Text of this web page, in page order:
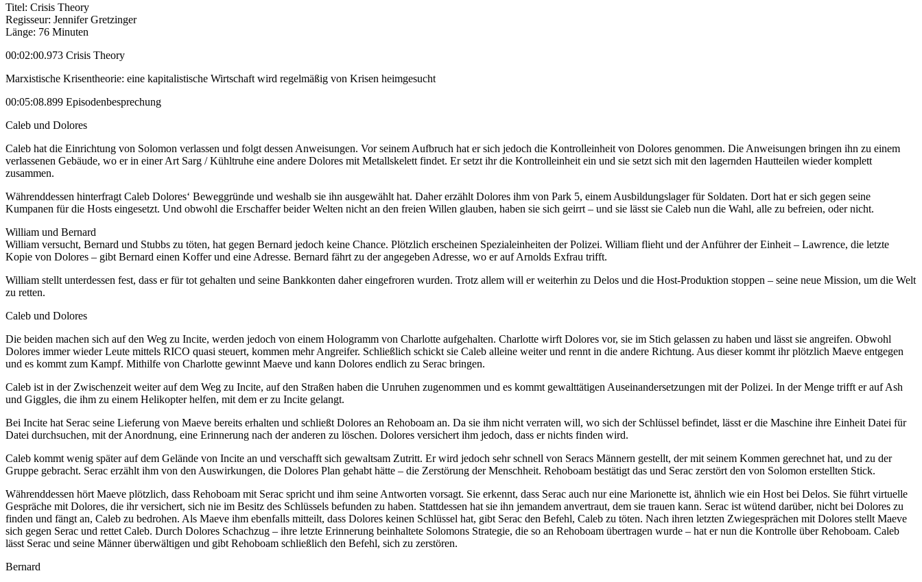
Titel: Crisis Theory
Regisseur: Jennifer Gretzinger
Länge: 76 Minuten
00:02:00.973 Crisis Theory
Marxistische Krisentheorie: eine kapitalistische Wirtschaft wird regelmäßig von Krisen heimgesucht
00:05:08.899 Episodenbesprechung
Caleb und Dolores
Caleb hat die Einrichtung von Solomon verlassen und folgt dessen Anweisungen. Vor seinem Aufbruch hat er sich jedoch die Kontrolleinheit von Dolores genommen. Die Anweisungen bringen ihn zu einem
verlassenen Gebäude, wo er in einer Art Sarg / Kühltruhe eine andere Dolores mit Metallskelett findet. Er setzt ihr die Kontrolleinheit ein und sie setzt sich mit den lagernden Hautteilen wieder komplett
zusammen.
Währenddessen hinterfragt Caleb Dolores‘ Beweggründe und weshalb sie ihn ausgewählt hat. Daher erzählt Dolores ihm von Park 5, einem Ausbildungslager für Soldaten. Dort hat er sich gegen seine
Kumpanen für die Hosts eingesetzt. Und obwohl die Erschaffer beider Welten nicht an den freien Willen glauben, haben sie sich geirrt – und sie lässt sie Caleb nun die Wahl, alle zu befreien, oder nicht.
William und Bernard
William versucht, Bernard und Stubbs zu töten, hat gegen Bernard jedoch keine Chance. Plötzlich erscheinen Spezialeinheiten der Polizei. William flieht und der Anführer der Einheit – Lawrence, die letzte
Kopie von Dolores – gibt Bernard einen Koffer und eine Adresse. Bernard fährt zu der angegeben Adresse, wo er auf Arnolds Exfrau trifft.
William stellt unterdessen fest, dass er für tot gehalten und seine Bankkonten daher eingefroren wurden. Trotz allem will er weiterhin zu Delos und die Host-Produktion stoppen – seine neue Mission, um die Welt
zu retten.
Caleb und Dolores
Die beiden machen sich auf den Weg zu Incite, werden jedoch von einem Hologramm von Charlotte aufgehalten. Charlotte wirft Dolores vor, sie im Stich gelassen zu haben und lässt sie angreifen. Obwohl
Dolores immer wieder Leute mittels RICO quasi steuert, kommen mehr Angreifer. Schließlich schickt sie Caleb alleine weiter und rennt in die andere Richtung. Aus dieser kommt ihr plötzlich Maeve entgegen
und es kommt zum Kampf. Mithilfe von Charlotte gewinnt Maeve und kann Dolores endlich zu Serac bringen.
Caleb ist in der Zwischenzeit weiter auf dem Weg zu Incite, auf den Straßen haben die Unruhen zugenommen und es kommt gewalttätigen Auseinandersetzungen mit der Polizei. In der Menge trifft er auf Ash
und Giggles, die ihm zu einem Helikopter helfen, mit dem er zu Incite gelangt.
Bei Incite hat Serac seine Lieferung von Maeve bereits erhalten und schließt Dolores an Rehoboam an. Da sie ihm nicht verraten will, wo sich der Schlüssel befindet, lässt er die Maschine ihre Einheit Datei für
Datei durchsuchen, mit der Anordnung, eine Erinnerung nach der anderen zu löschen. Dolores versichert ihm jedoch, dass er nichts finden wird.
Caleb kommt wenig später auf dem Gelände von Incite an und verschafft sich gewaltsam Zutritt. Er wird jedoch sehr schnell von Seracs Männern gestellt, der mit seinem Kommen gerechnet hat, und zu der
Gruppe gebracht. Serac erzählt ihm von den Auswirkungen, die Dolores Plan gehabt hätte – die Zerstörung der Menschheit. Rehoboam bestätigt das und Serac zerstört den von Solomon erstellten Stick.
Währenddessen hört Maeve plötzlich, dass Rehoboam mit Serac spricht und ihm seine Antworten vorsagt. Sie erkennt, dass Serac auch nur eine Marionette ist, ähnlich wie ein Host bei Delos. Sie führt virtuelle
Gespräche mit Dolores, die ihr versichert, sich nie im Besitz des Schlüssels befunden zu haben. Stattdessen hat sie ihn jemandem anvertraut, dem sie trauen kann. Serac ist wütend darüber, nicht bei Dolores zu
finden und fängt an, Caleb zu bedrohen. Als Maeve ihm ebenfalls mitteilt, dass Dolores keinen Schlüssel hat, gibt Serac den Befehl, Caleb zu töten. Nach ihren letzten Zwiegesprächen mit Dolores stellt Maeve
sich gegen Serac und rettet Caleb. Durch Dolores Schachzug – ihre letzte Erinnerung beinhaltete Solomons Strategie, die so an Rehoboam übertragen wurde – hat er nun die Kontrolle über Rehoboam. Caleb
lässt Serac und seine Männer überwältigen und gibt Rehoboam schließlich den Befehl, sich zu zerstören.
Bernard